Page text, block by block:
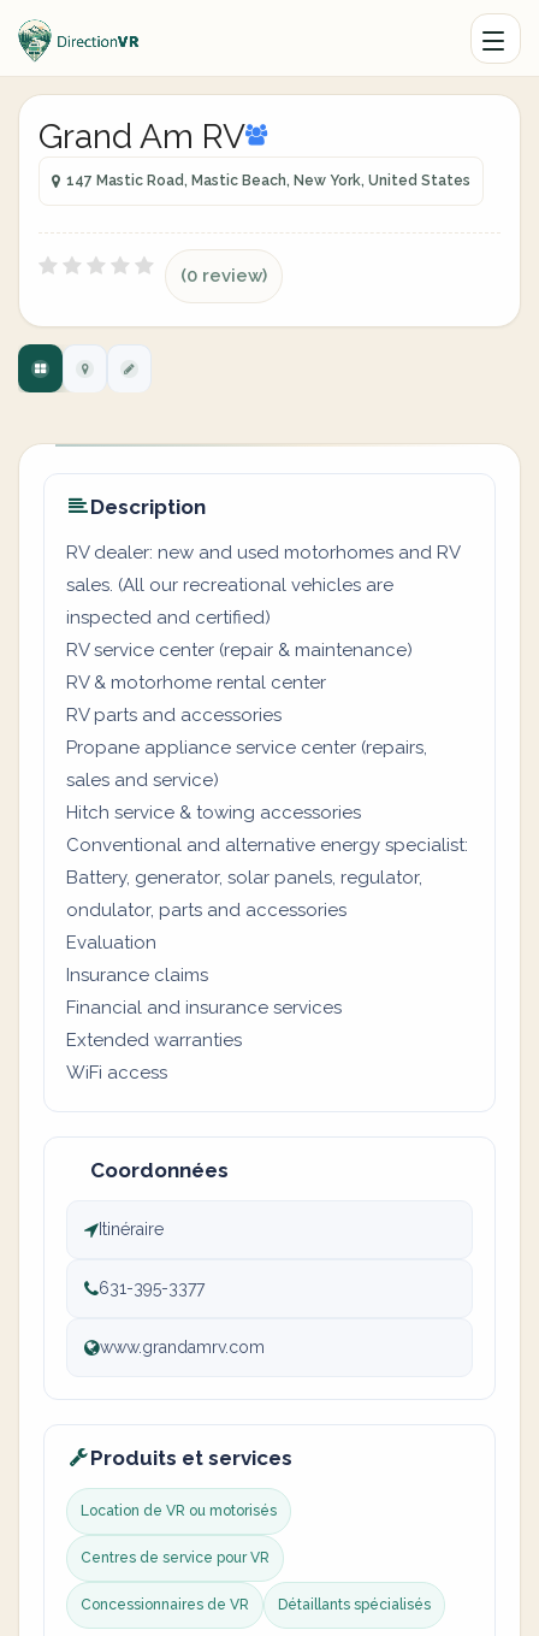
Grand Am RV
147 Mastic Road, Mastic Beach, New York, United States
(0 review)
Description
RV dealer: new and used motorhomes and RV
sales. (All our recreational vehicles are
inspected and certified)
RV service center (repair & maintenance)
RV & motorhome rental center
RV parts and accessories
Propane appliance service center (repairs,
sales and service)
Hitch service & towing accessories
Conventional and alternative energy specialist:
Battery, generator, solar panels, regulator,
ondulator, parts and accessories
Evaluation
Insurance claims
Financial and insurance services
Extended warranties
WiFi access
Coordonnées
Itinéraire
631-395-3377
www.grandamrv.com
Produits et services
Location de VR ou motorisés
Centres de service pour VR
Concessionnaires de VR Détaillants spécialisés